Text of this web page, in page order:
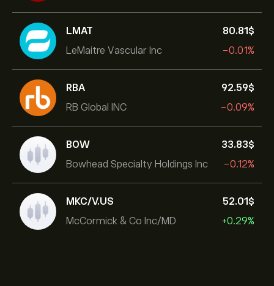
LMAT
LeMaitre Vascular Inc
80.81‎$‎
-0.01%
RBA
RB Global INC
92.59‎$‎
-0.09%
BOW
Bowhead Specialty Holdings Inc
33.83‎$‎
-0.12%
MKC/V.US
McCormick & Co Inc/MD
52.01‎$‎
+0.29%